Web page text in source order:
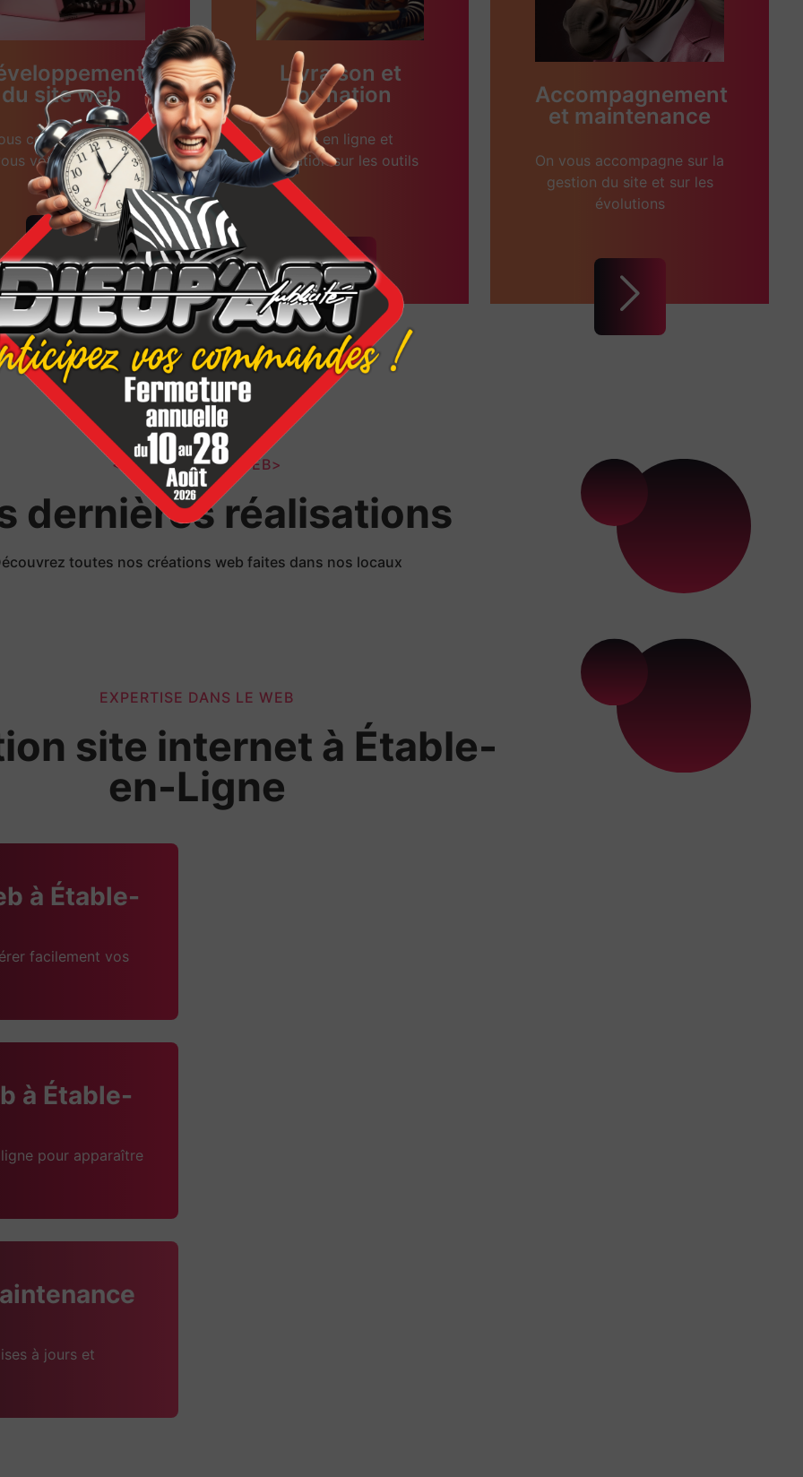
du site web
concevons avec
votre site web.
Livraison et
formation
Mise en ligne et
formation sur les outils
Accompagnement
et maintenance
On vous accompagne sur la
gestion du site et sur les
évolutions
</LES PROJETS WEB>
dernières réalisations
toutes nos créations web faites dans nos locaux
EXPERTISE DANS LE WEB
site internet à Étable-
en-Ligne
à Étable-
facilement vos
à Étable-
pour apparaître
à jours et